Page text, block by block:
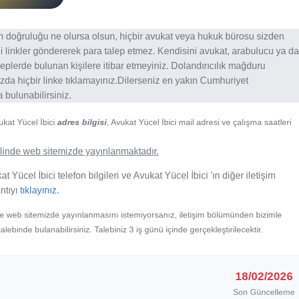
doğruluğu ne olursa olsun, hiçbir avukat veya hukuk bürosu sizden
linkler göndererek para talep etmez. Kendisini avukat, arabulucu ya da
bulunan kişilere itibar etmeyiniz. Dolandırıcılık mağduru
hiçbir linke tıklamayınız.Dilerseniz en yakın Cumhuriyet
bulunabilirsiniz.
Yücel İbici adres bilgisi , Avukat Yücel İbici mail adresi ve çalışma saatleri
web sitemizde yayınlanmaktadır.
Yücel İbici telefon bilgileri ve Avukat Yücel İbici 'ın diğer iletişim
tıklayınız.
web sitemizde yayınlanmasını istemiyorsanız, iletişim bölümünden bizimle
bulanabilirsiniz. Talebiniz 3 iş günü içinde gerçekleştirilecektir.
18/02/2026
Son Güncelleme